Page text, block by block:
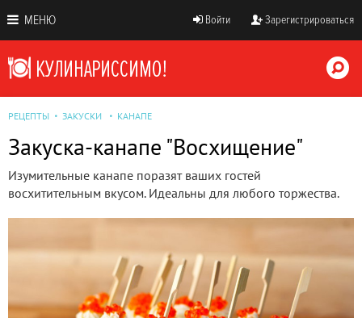
МЕНЮ Войти Зарегистрироваться
РЕЦЕПТЫ ЗАКУСКИ КАНАПЕ
Закуска-канапе "Восхищение"
Изумительные канапе поразят ваших гостей
восхитительным вкусом. Идеальны для любого торжества.